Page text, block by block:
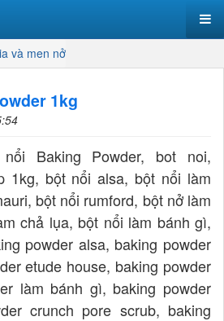
và men nở
1kg
nổi Baking Powder, bot noi,
1kg, bột nổi alsa, bột nổi làm
bột nổi rumford, bột nở làm
chả lụa, bột nổi làm bánh gì,
powder alsa, baking powder
etude house, baking powder
làm bánh gì, baking powder
crunch pore scrub, baking